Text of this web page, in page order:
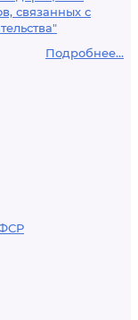
связанных с
Подробнее...